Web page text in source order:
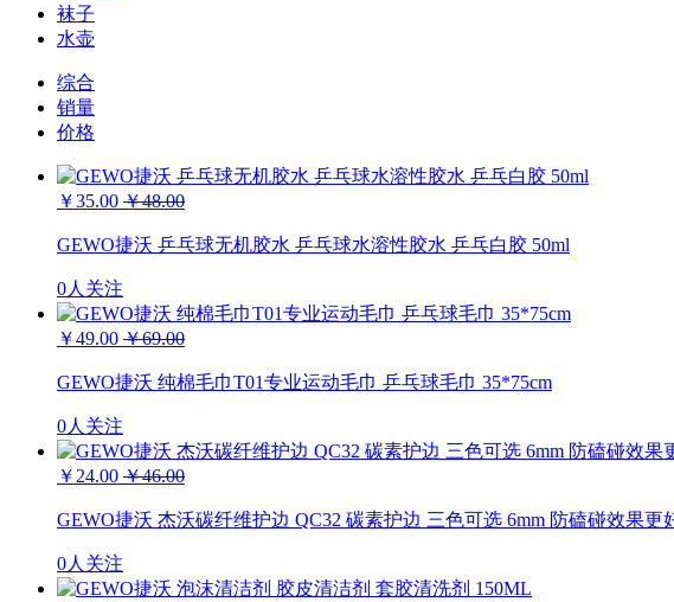
袜子
水壶
综合
销量
价格
￥35.00 ￥48.00
GEWO捷沃 乒乓球无机胶水 乒乓球水溶性胶水 乒乓白胶 50ml
0人关注
￥49.00 ￥69.00
GEWO捷沃 纯棉毛巾T01专业运动毛巾 乒乓球毛巾 35*75cm
0人关注
￥24.00 ￥46.00
GEWO捷沃 杰沃碳纤维护边 QC32 碳素护边 三色可选 6mm 防磕碰效果更
0人关注